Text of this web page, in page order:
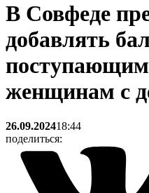
В Совфеде
добавлять
поступающим
женщинам с
26.09.202418:44
поделиться: